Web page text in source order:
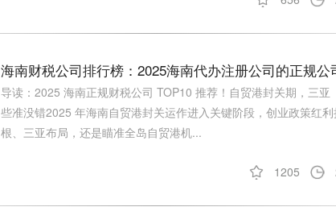
海南财税公司排行榜：2025海南代办注册公司的正规公
导读：2025 海南正规财税公司 TOP10 推荐！自贸港封关期，三
些准没错2025 年海南自贸港封关运作进入关键阶段，创业政策红
根、三亚布局，还是瞄准全岛自贸港机...
1205